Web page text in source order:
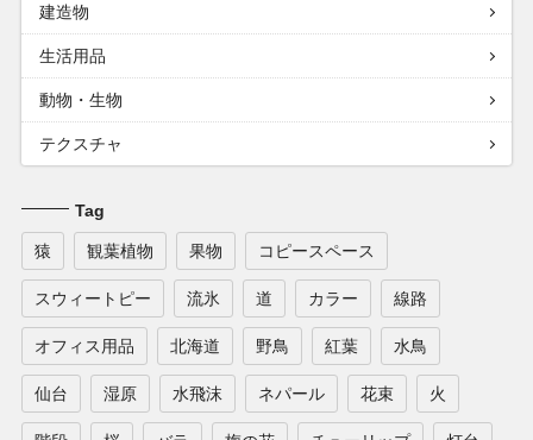
建造物
生活用品
動物・生物
テクスチャ
Tag
猿 観葉植物 果物 コピースペース
スウィートピー 流氷 道 カラー 線路
オフィス用品 北海道 野鳥 紅葉 水鳥
仙台 湿原 水飛沫 ネパール 花束 火